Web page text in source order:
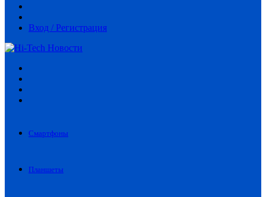
статья
Вход / Регистрация
Смартфоны
Планшеты